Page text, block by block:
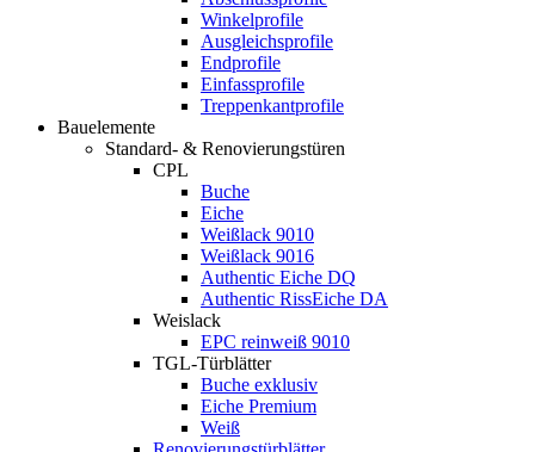
Winkelprofile
Ausgleichsprofile
Endprofile
Einfassprofile
Treppenkantprofile
Bauelemente
Standard- & Renovierungstüren
CPL
Buche
Eiche
Weißlack 9010
Weißlack 9016
Authentic Eiche DQ
Authentic RissEiche DA
Weislack
EPC reinweiß 9010
TGL-Türblätter
Buche exklusiv
Eiche Premium
Weiß